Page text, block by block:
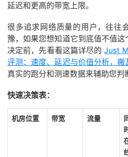
延迟和更高的带宽上限。
很多追求网络质量的用户，往往
豫，如果您想知道它到底值不值
决定前，先看看这篇详尽的Just
评测：速度、延迟与价值分析，搬
真实的跑分和测速数据来辅助您判
快速决策表：
机房位置 带宽 流量